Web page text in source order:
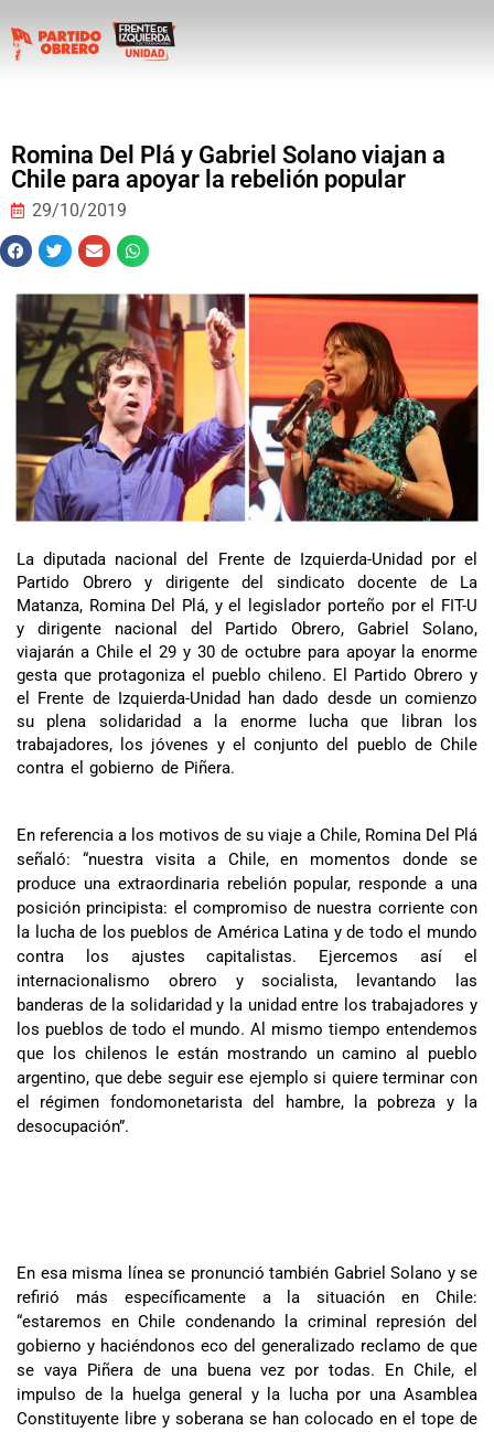
Romina Del Plá y Gabriel Solano viajan a
Chile para apoyar la rebelión popular
29/10/2019
La diputada nacional del Frente de Izquierda-Unidad por el
Partido Obrero y dirigente del sindicato docente de La
Matanza, Romina Del Plá, y el legislador porteño por el FIT-U
y dirigente nacional del Partido Obrero, Gabriel Solano,
viajarán a Chile el 29 y 30 de octubre para apoyar la enorme
gesta que protagoniza el pueblo chileno. El Partido Obrero y
el Frente de Izquierda-Unidad han dado desde un comienzo
su plena solidaridad a la enorme lucha que libran los
trabajadores, los jóvenes y el conjunto del pueblo de Chile
contra el gobierno de Piñera.
En referencia a los motivos de su viaje a Chile, Romina Del Plá
señaló: “nuestra visita a Chile, en momentos donde se
produce una extraordinaria rebelión popular, responde a una
posición principista: el compromiso de nuestra corriente con
la lucha de los pueblos de América Latina y de todo el mundo
contra los ajustes capitalistas. Ejercemos así el
internacionalismo obrero y socialista, levantando las
banderas de la solidaridad y la unidad entre los trabajadores y
los pueblos de todo el mundo. Al mismo tiempo entendemos
que los chilenos le están mostrando un camino al pueblo
argentino, que debe seguir ese ejemplo si quiere terminar con
el régimen fondomonetarista del hambre, la pobreza y la
desocupación”.
En esa misma línea se pronunció también Gabriel Solano y se
refirió más específicamente a la situación en Chile:
“estaremos en Chile condenando la criminal represión del
gobierno y haciéndonos eco del generalizado reclamo de que
se vaya Piñera de una buena vez por todas. En Chile, el
impulso de la huelga general y la lucha por una Asamblea
Constituyente libre y soberana se han colocado en el tope de